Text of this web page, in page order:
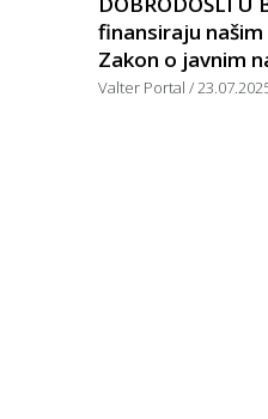
finansiraju
Zakon o javnim
Valter Portal